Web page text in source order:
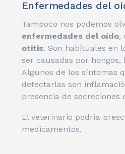
Enfermedades del
Tampoco nos podemos
enfermedades del oído,
otitis. Son habituales en
ser causadas por hongos,
Algunos de los síntomas
detectarlas son
presencia de secreciones
El veterinario podría
medicamentos.